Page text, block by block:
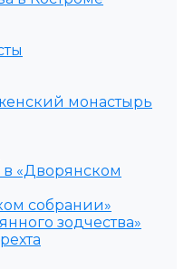
монастырь
«Дворянском
собрании»
зодчества»